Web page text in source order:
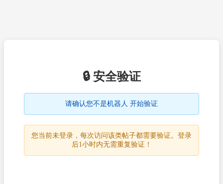
🔒 安全验证
请确认您不是机器人 开始验证
您当前未登录，每次访问该类帖子都需要验证。登录
后1小时内无需重复验证！